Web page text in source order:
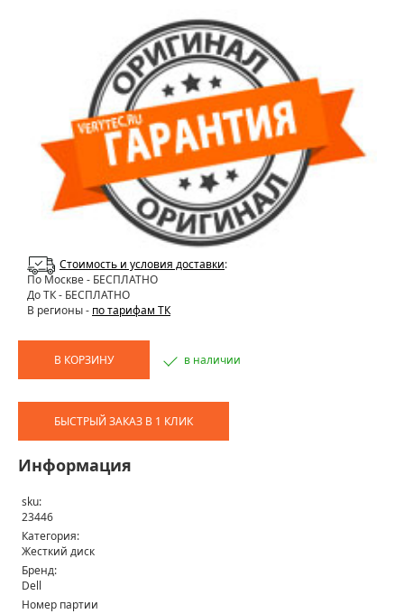
Стоимость и условия доставки:
По Москве- БЕСПЛАТНО
До ТК - БЕСПЛАТНО
В регионы - по тарифам ТК
В КОРЗИНУ в наличии
БЫСТРЫЙ ЗАКАЗ В 1 КЛИК
Информация
sku:
23446
Категория:
Жесткий диск
Бренд:
Dell
Номер партии